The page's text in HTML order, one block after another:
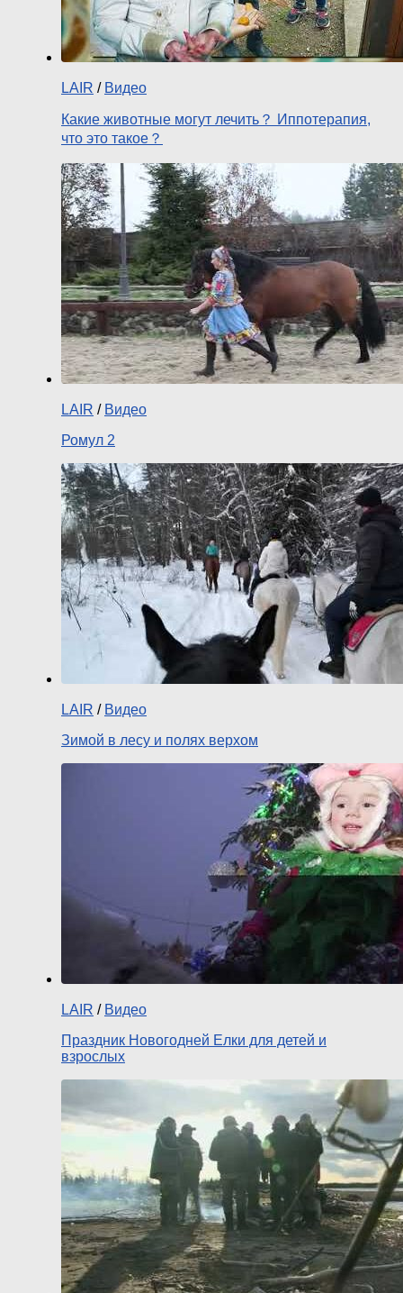
LAIR / Видео
Какие животные могут лечить？ Иппотерапия,
что это такое？
LAIR / Видео
Ромул 2
LAIR / Видео
Зимой в лесу и полях верхом
LAIR / Видео
Праздник Новогодней Елки для детей и
взрослых